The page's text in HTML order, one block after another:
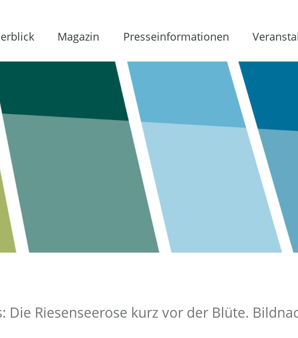
Magazin Presseinformationen
Riesenseerose kurz vor der Blüte.